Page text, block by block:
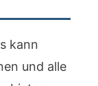
kann
und alle